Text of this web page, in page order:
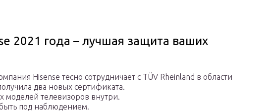
2021 года – лучшая защита ваших
Hisense тесно сотрудничает с TÜV Rheinland в области
два новых сертификата.
моделей телевизоров внутри.
под наблюдением.